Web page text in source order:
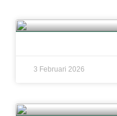
3 Februari 2026